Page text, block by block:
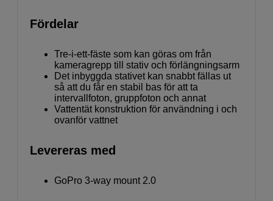
Fördelar
Tre-i-ett-fäste som kan göras om från
kameragrepp till stativ och förlängningsarm
Det inbyggda stativet kan snabbt fällas ut
så att du får en stabil bas för att ta
intervallfoton, gruppfoton och annat
Vattentät konstruktion för användning i och
ovanför vattnet
Levereras med
GoPro 3-way mount 2.0